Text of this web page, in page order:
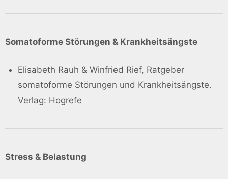
Somatoforme Störungen & Krankheitsängste
Elisabeth Rauh & Winfried Rief, Ratgeber
somatoforme Störungen und Krankheitsängste.
Verlag: Hogrefe
Stress & Belastung